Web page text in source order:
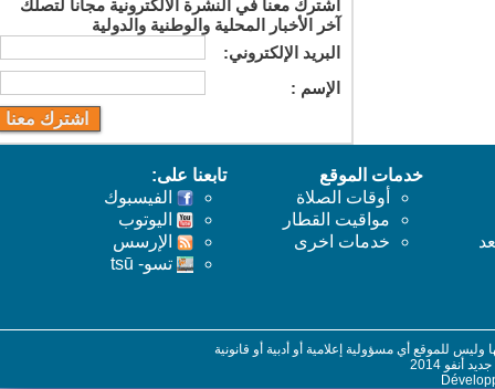
اشترك معنا في النشرة الالكترونية مجانا لتصلك
آخر الأخبار المحلية والوطنية والدولية
البريد اﻹلكتروني:
اﻹسم :
خدمات الموقع
أوقات الصلاة
مواقيت القطار
خدمات اخرى
تابعنا على:
الفيسبوك
اليوتوب
اﻹرسس
تسو- tsū
للموقع أي مسؤولية إعلامية أو أدبية أو قانونية
2014